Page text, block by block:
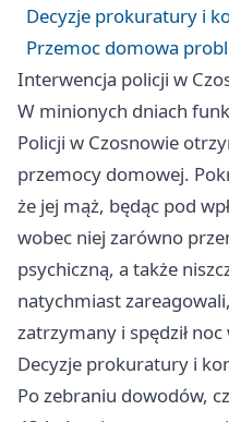
Decyzje prokuratury i
Przemoc domowa
Interwencja policji w
W minionych dniach
Policji w Czosnowie
przemocy domowej.
że jej mąż, będąc pod
wobec niej zarówno
psychiczną, a także
natychmiast
zatrzymany i spędził noc
Decyzje prokuratury i
Po zebraniu dowodów,